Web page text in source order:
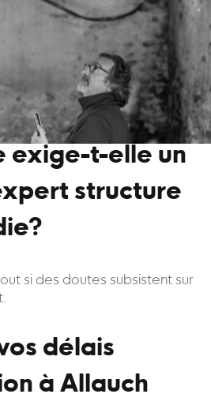
exige-t-elle un
structure
si des doutes subsistent sur
délais
à Allauch